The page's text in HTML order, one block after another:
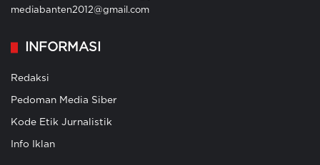
mediabanten2012@gmail.com
INFORMASI
Redaksi
Pedoman Media Siber
Kode Etik Jurnalistik
Info Iklan